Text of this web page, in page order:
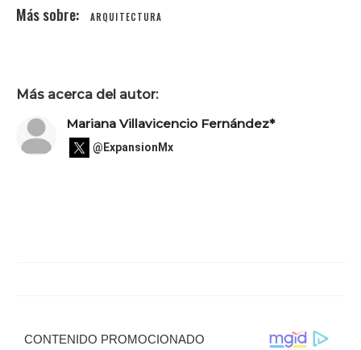
ARQUITECTURA
Más acerca del autor:
Mariana Villavicencio Fernández*
@ExpansionMx